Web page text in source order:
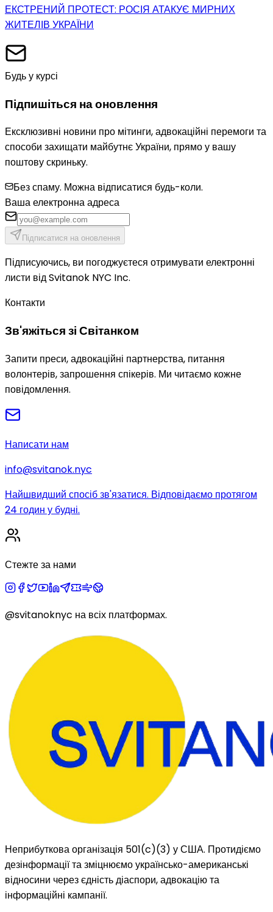
ЕКСТРЕНИЙ ПРОТЕСТ: РОСІЯ АТАКУЄ МИРНИХ
ЖИТЕЛІВ УКРАЇНИ
Будь у курсі
Підпишіться на оновлення
Ексклюзивні новини про мітинги, адвокаційні перемоги та
способи захищати майбутнє України, прямо у вашу
поштову скриньку.
Без спаму. Можна відписатися будь-коли.
Ваша електронна адреса
Підписатися на оновлення
Підписуючись, ви погоджуєтеся отримувати електронні
листи від Svitanok NYC Inc.
Контакти
Зв'яжіться зі Світанком
Запити преси, адвокаційні партнерства, питання
волонтерів, запрошення спікерів. Ми читаємо кожне
повідомлення.
Написати нам
info@svitanok.nyc
Найшвидший спосіб зв'язатися. Відповідаємо протягом
24 годин у будні.
Стежте за нами
@svitanoknyc на всіх платформах.
Неприбуткова організація 501(c)(3) у США. Протидіємо
дезінформації та зміцнюємо українсько-американські
відносини через єдність діаспори, адвокацію та
інформаційні кампанії.